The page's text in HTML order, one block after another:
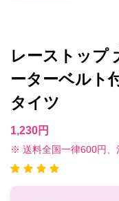
レーストップ
ーターベルト
タイツ
1,230円
※ 送料全国一律600円